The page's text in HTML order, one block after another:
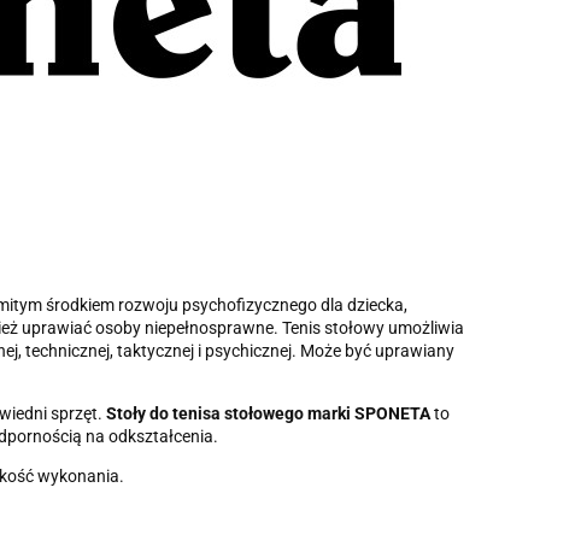
środkiem rozwoju psychofizycznego dla dziecka,
uprawiać osoby niepełnosprawne. Tenis stołowy umożliwia
technicznej, taktycznej i psychicznej. Może być uprawiany
sprzęt.Stoły do tenisa stołowego marki SPONETAto
na odkształcenia.
wykonania.